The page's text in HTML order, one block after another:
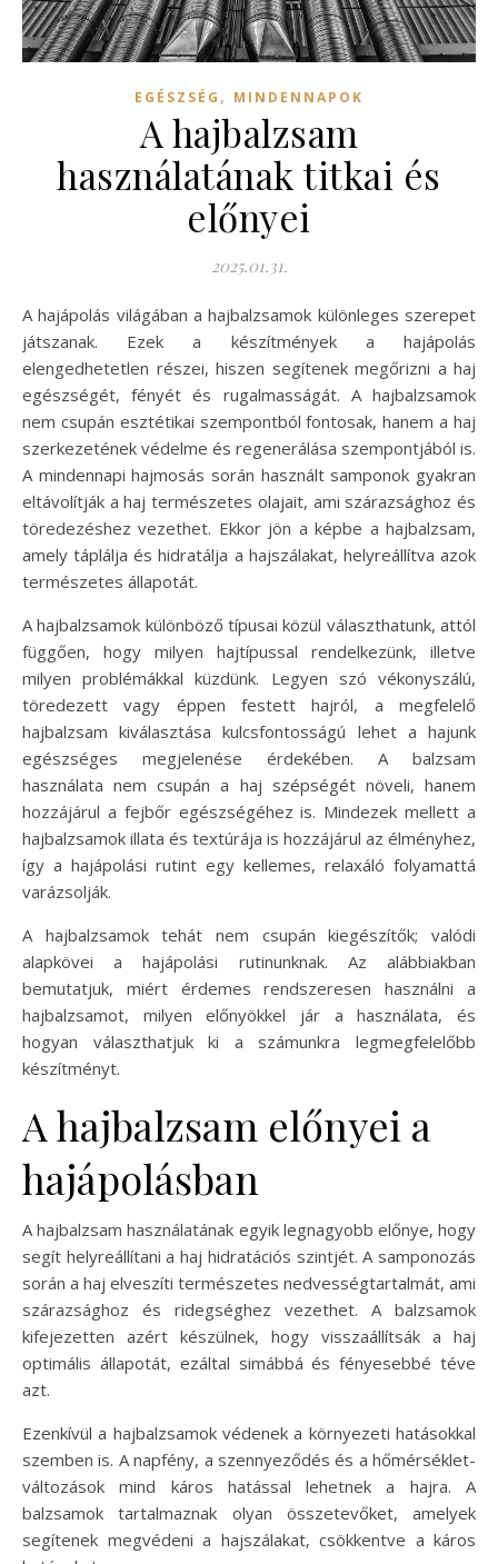
EGÉSZSÉG , MINDENNAPOK
A hajbalzsam
használatának titkai és
előnyei
2025.01.31.
A hajápolás világában a hajbalzsamok különleges szerepet
játszanak. Ezek a készítmények a hajápolás
elengedhetetlen részei, hiszen segítenek megőrizni a haj
egészségét, fényét és rugalmasságát. A hajbalzsamok
nem csupán esztétikai szempontból fontosak, hanem a haj
szerkezetének védelme és regenerálása szempontjából is.
A mindennapi hajmosás során használt samponok gyakran
eltávolítják a haj természetes olajait, ami szárazsághoz és
töredezéshez vezethet. Ekkor jön a képbe a hajbalzsam,
amely táplálja és hidratálja a hajszálakat, helyreállítva azok
természetes állapotát.
A hajbalzsamok különböző típusai közül választhatunk, attól
függően, hogy milyen hajtípussal rendelkezünk, illetve
milyen problémákkal küzdünk. Legyen szó vékonyszálú,
töredezett vagy éppen festett hajról, a megfelelő
hajbalzsam kiválasztása kulcsfontosságú lehet a hajunk
egészséges megjelenése érdekében. A balzsam
használata nem csupán a haj szépségét növeli, hanem
hozzájárul a fejbőr egészségéhez is. Mindezek mellett a
hajbalzsamok illata és textúrája is hozzájárul az élményhez,
így a hajápolási rutint egy kellemes, relaxáló folyamattá
varázsolják.
A hajbalzsamok tehát nem csupán kiegészítők; valódi
alapkövei a hajápolási rutinunknak. Az alábbiakban
bemutatjuk, miért érdemes rendszeresen használni a
hajbalzsamot, milyen előnyökkel jár a használata, és
hogyan választhatjuk ki a számunkra legmegfelelőbb
készítményt.
A hajbalzsam előnyei a
hajápolásban
A hajbalzsam használatának egyik legnagyobb előnye, hogy
segít helyreállítani a haj hidratációs szintjét. A samponozás
során a haj elveszíti természetes nedvességtartalmát, ami
szárazsághoz és ridegséghez vezethet. A balzsamok
kifejezetten azért készülnek, hogy visszaállítsák a haj
optimális állapotát, ezáltal simábbá és fényesebbé téve
azt.
Ezenkívül a hajbalzsamok védenek a környezeti hatásokkal
szemben is. A napfény, a szennyeződés és a hőmérséklet-
változások mind káros hatással lehetnek a hajra. A
balzsamok tartalmaznak olyan összetevőket, amelyek
segítenek megvédeni a hajszálakat, csökkentve a káros